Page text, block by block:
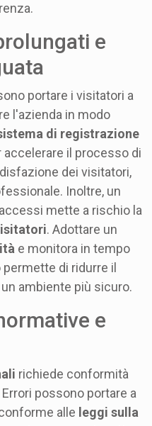
e
portare i visitatori a
l'azienda in modo
di registrazione
il processo di
dei visitatori,
Inoltre, un
mette a rischio la
. Adottare un
e monitora in tempo
di ridurre il
ambiente più sicuro.
e
richiede conformità
Errori possono portare a
alle leggi sulla